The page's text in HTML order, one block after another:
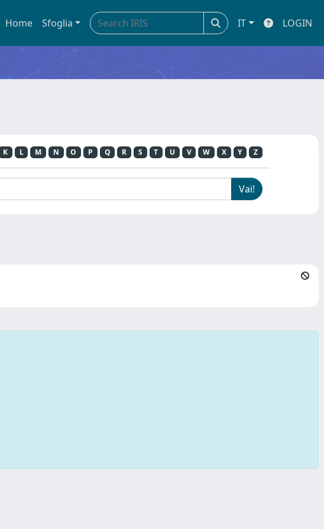
Home Sfoglia IT LOGIN
K L M N O P Q R S T U V W X Y Z